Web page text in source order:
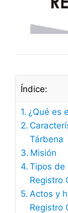
Índice:
¿Qué es
Tárbena
Misión
Tipos de
Registro
Actos y
Registro